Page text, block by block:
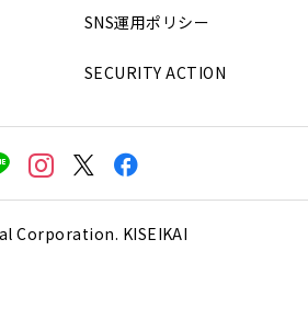
SNS運用ポリシー
SECURITY ACTION
Corporation. KISEIKAI